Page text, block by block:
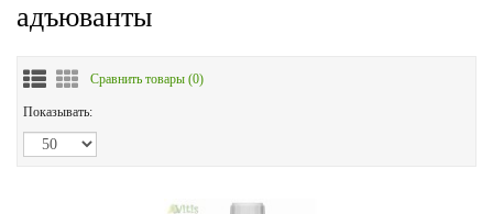
адъюванты
Сравнить товары (0)
Показывать: